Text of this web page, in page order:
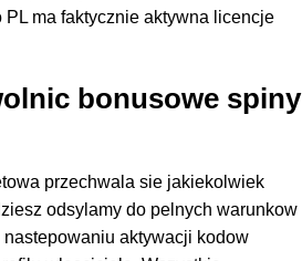
ma faktycznie aktywna licencje
bonusowe spiny
przechwala sie jakiekolwiek
odsylamy do pelnych warunkow
aktywacji kodow